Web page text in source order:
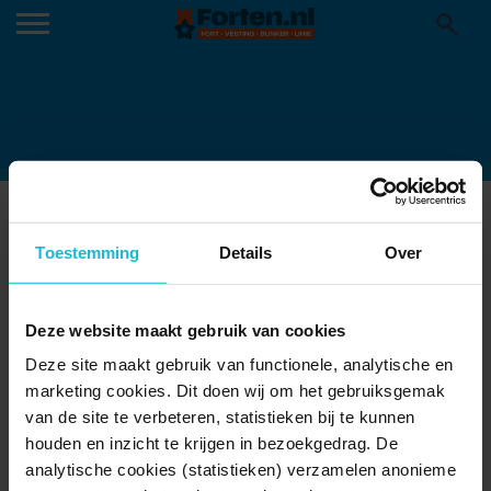
Toestemming Details Over
Deze website maakt gebruik van cookies
Deze site maakt gebruik van functionele, analytische en
marketing cookies. Dit doen wij om het gebruiksgemak
van de site te verbeteren, statistieken bij te kunnen
houden en inzicht te krijgen in bezoekgedrag. De
analytische cookies (statistieken) verzamelen anonieme
7F9B1023-1024×683